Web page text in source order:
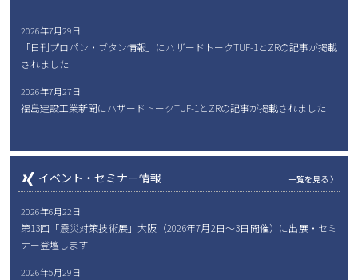
2026年7月29日
「日刊プロパン・ブタン情報」にハザードトークTUF-1とZRの記事が掲載
されました
2026年7月27日
福島建設工業新聞にハザードトークTUF-1とZRの記事が掲載されました
イベント・セミナー情報 一覧を見る 〉
2026年6月22日
第13回「震災対策技術展」大阪（2026年7月2日〜3日開催）に出展・セミ
ナー登壇します
2026年5月29日